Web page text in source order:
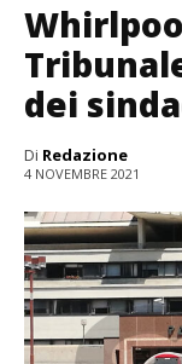
dei
Di Redazione
4 NOVEMBRE 2021